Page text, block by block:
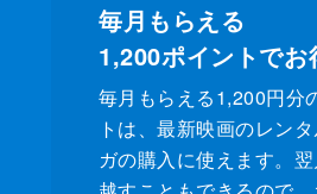
毎月もらえる
1,200ポイントでお
毎月もらえる1,200円分
トは、最新映画のレン
ガの購入に使えます。